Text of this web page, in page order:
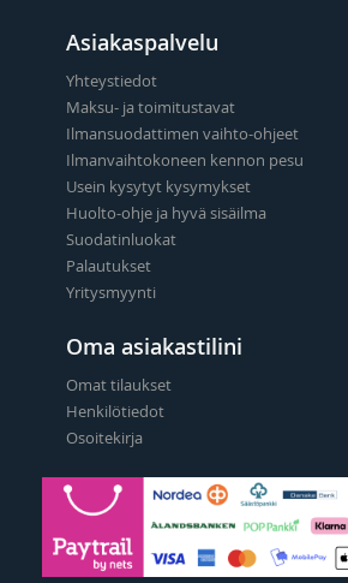
Asiakaspalvelu
Yhteystiedot
Maksu- ja toimitustavat
Ilmansuodattimen vaihto-ohjeet
Ilmanvaihtokoneen kennon pesu
Usein kysytyt kysymykset
Huolto-ohje ja hyvä sisäilma
Suodatinluokat
Palautukset
Yritysmyynti
Oma asiakastilini
Omat tilaukset
Henkilötiedot
Osoitekirja